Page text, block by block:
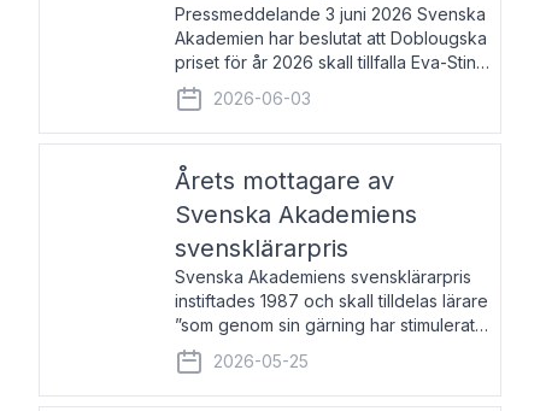
Pressmeddelande 3 juni 2026 Svenska
Akademien har beslutat att Doblougska
priset för år 2026 skall tillfalla Eva-Stina
Byggmästar, Magnus Dahlström, Matias
Faldbakken samt Espen Stueland.
Prisbeloppet är 200 000 svenska
2026-06-03
Årets mottagare av
Svenska Akademiens
svensklärarpris
Svenska Akademiens svensklärarpris
instiftades 1987 och skall tilldelas lärare
”som genom sin gärning har stimulerat
intresset hos unga människor för
svenska språket och litteraturen”.
Prisutdelning och samtal med
2026-05-25